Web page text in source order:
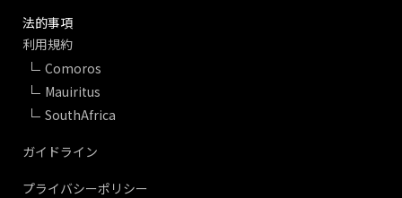
法的事項
利用規約
Comoros
Mauiritus
SouthAfrica
ガイドライン
プライバシーポリシー